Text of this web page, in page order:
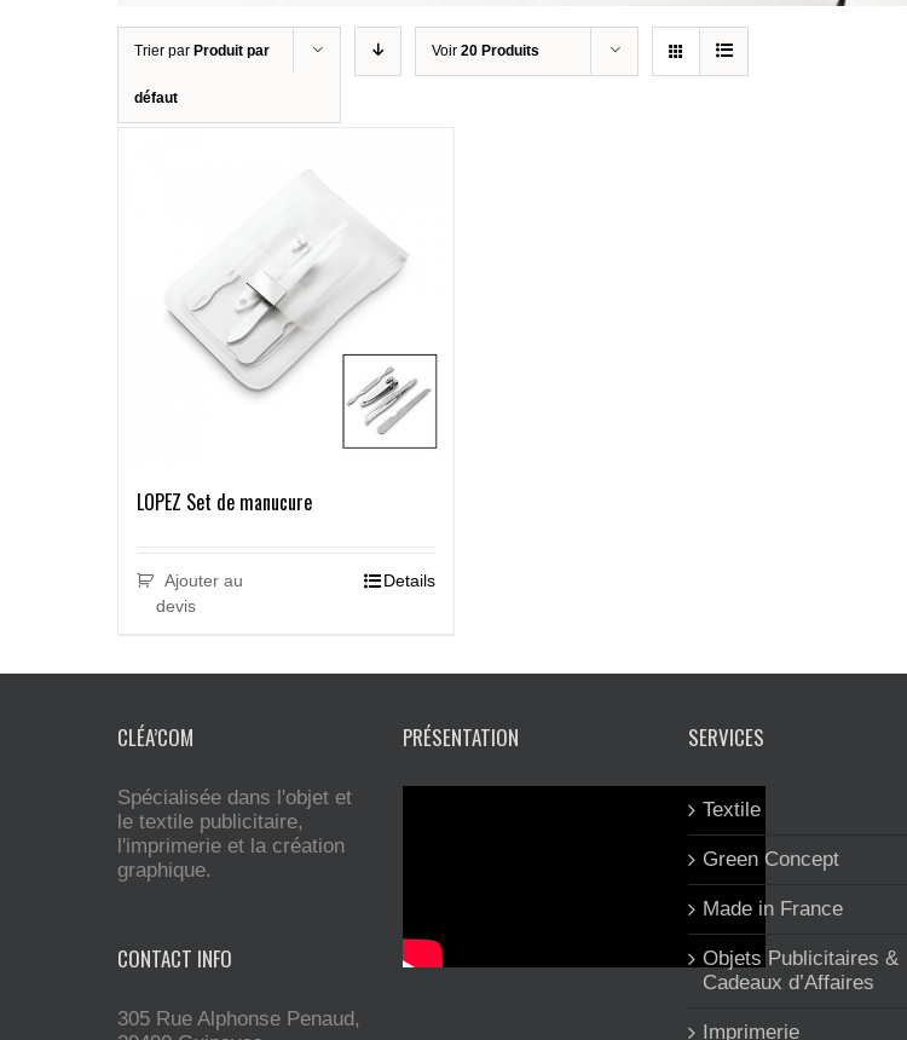
Trier par Produit par
défaut
Voir 20 Produits
LOPEZ Set de manucure
Ajouter au
devis
Details
CLÉA’COM
Spécialisée dans l'objet et
le textile publicitaire,
l'imprimerie et la création
graphique.
CONTACT INFO
305 Rue Alphonse Penaud,
PRÉSENTATION SERVICES
Textile
Green Concept
Made in France
Objets Publicitaires &
Cadeaux d’Affaires
Imprimerie